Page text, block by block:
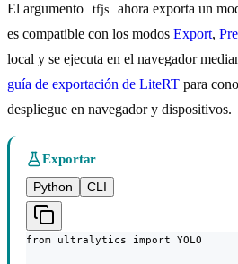
El argumento tfjs ahora exporta un
es compatible con los modos Export,
local y se ejecuta en el navegador
guía de exportación de LiteRT para
despliegue en navegador y dispositivos.
Exportar
Python
CLI
from ultralytics import YOLO